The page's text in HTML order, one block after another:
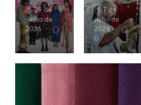
29 de
junho de
2026 •
0
7 de
julho de
2026 •
0